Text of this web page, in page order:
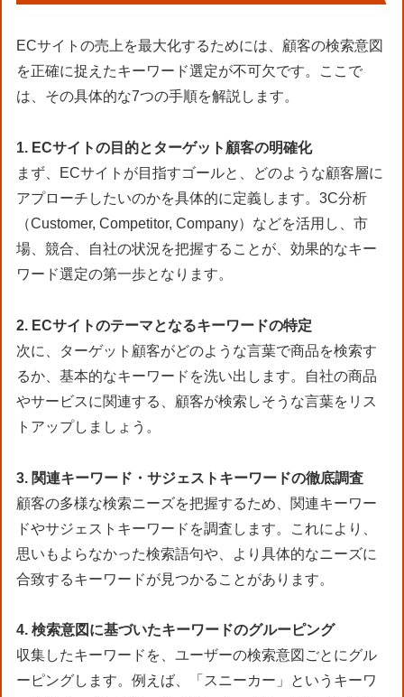
ECサイトの売上を最大化するためには、顧客の検索意図
を正確に捉えたキーワード選定が不可欠です。ここで
は、その具体的な7つの手順を解説します。
1. ECサイトの目的とターゲット顧客の明確化
まず、ECサイトが目指すゴールと、どのような顧客層に
アプローチしたいのかを具体的に定義します。3C分析
（Customer, Competitor, Company）などを活用し、市
場、競合、自社の状況を把握することが、効果的なキー
ワード選定の第一歩となります。
2. ECサイトのテーマとなるキーワードの特定
次に、ターゲット顧客がどのような言葉で商品を検索す
るか、基本的なキーワードを洗い出します。自社の商品
やサービスに関連する、顧客が検索しそうな言葉をリス
トアップしましょう。
3. 関連キーワード・サジェストキーワードの徹底調査
顧客の多様な検索ニーズを把握するため、関連キーワー
ドやサジェストキーワードを調査します。これにより、
思いもよらなかった検索語句や、より具体的なニーズに
合致するキーワードが見つかることがあります。
4. 検索意図に基づいたキーワードのグルーピング
収集したキーワードを、ユーザーの検索意図ごとにグル
ーピングします。例えば、「スニーカー」というキーワ